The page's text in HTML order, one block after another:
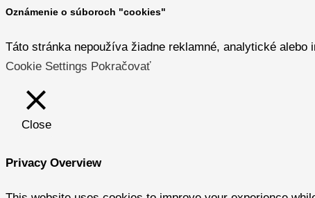
Oznámenie o súboroch "cookies"
Táto stránka nepoužíva žiadne reklamné, analytické
Cookie Settings Pokračovať
Close
Privacy Overview